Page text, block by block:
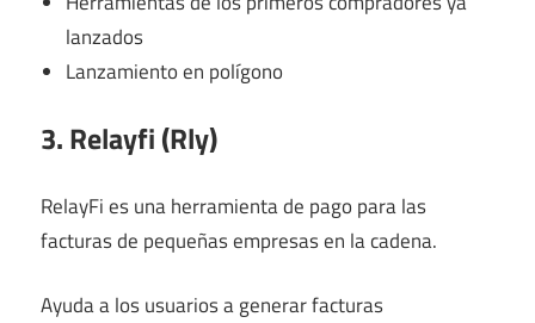
lanzados
Lanzamiento en polígono
3. Relayfi (Rly)
RelayFi es una herramienta de pago para las
facturas de pequeñas empresas en la cadena.
Ayuda a los usuarios a generar facturas